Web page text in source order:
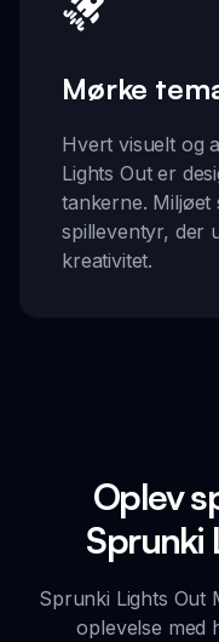
Mørke
Hvert visuelt og
Lights Out er
tankerne.
spilleventyr, der
kreativitet.
Oplev
Sprunki
Sprunki Lights Out
oplevelse med